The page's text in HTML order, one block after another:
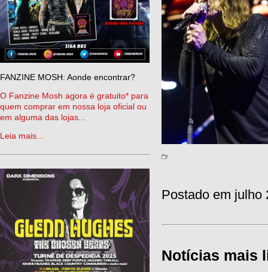
FANZINE MOSH: Aonde encontrar?
O Fanzine Mosh agora é gratuito* para
quem comprar em nossa loja oficial ou
em alguma das lojas...
Leia mais...
Postado em julho
Notícias mais